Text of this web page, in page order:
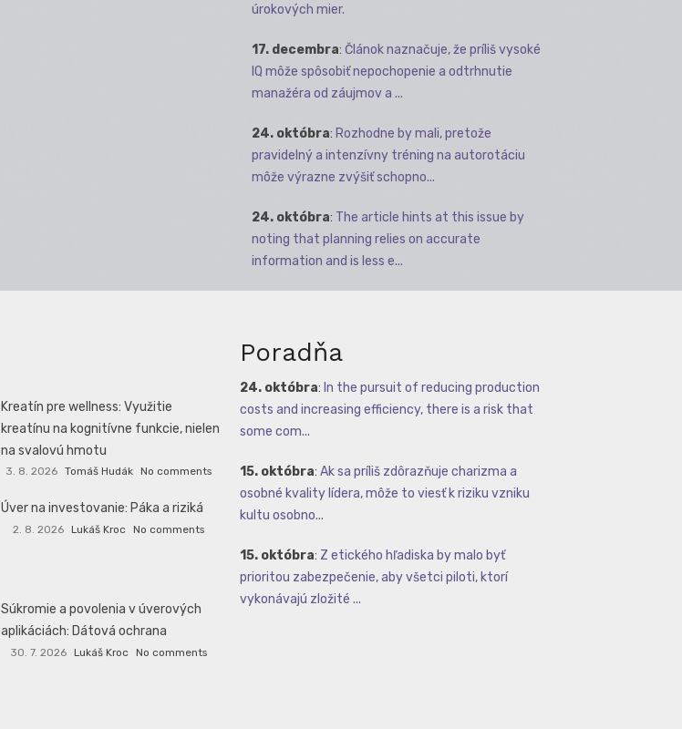
úrokových mier.
17. decembra: Článok naznačuje, že príliš vysoké
IQ môže spôsobiť nepochopenie a odtrhnutie
manažéra od záujmov a ...
24. októbra: Rozhodne by mali, pretože
pravidelný a intenzívny tréning na autorotáciu
môže výrazne zvýšiť schopno...
24. októbra: The article hints at this issue by
noting that planning relies on accurate
information and is less e...
Kreatín pre wellness: Využitie
kreatínu na kognitívne funkcie, nielen
na svalovú hmotu
3. 8. 2026 Tomáš Hudák No comments
Úver na investovanie: Páka a riziká
2. 8. 2026 Lukáš Kroc No comments
Súkromie a povolenia v úverových
aplikáciách: Dátová ochrana
30. 7. 2026 Lukáš Kroc No comments
Poradňa
24. októbra: In the pursuit of reducing production
costs and increasing efficiency, there is a risk that
some com...
15. októbra: Ak sa príliš zdôrazňuje charizma a
osobné kvality lídera, môže to viesť k riziku vzniku
kultu osobno...
15. októbra: Z etického hľadiska by malo byť
prioritou zabezpečenie, aby všetci piloti, ktorí
vykonávajú zložité ...